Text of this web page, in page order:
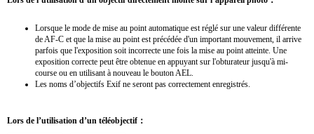
Lorsque le mode de mise au point automatique est réglé sur une valeur différente
de AF-C et que la mise au point est précédée d'un important mouvement, il arrive
parfois que l'exposition soit incorrecte une fois la mise au point atteinte. Une
exposition correcte peut être obtenue en appuyant sur l'obturateur jusqu'à mi-
course ou en utilisant à nouveau le bouton AEL.
Les noms d’objectifs Exif ne seront pas correctement enregistrés.
Lors de l’utilisation d’un téléobjectif：